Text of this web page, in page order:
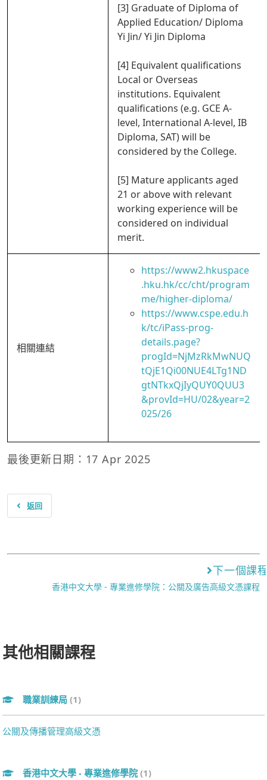
[3] Graduate of Diploma of
Applied Education/ Diploma
Yi Jin/ Yi Jin Diploma
[4] Equivalent qualifications
Local or Overseas
institutions. Equivalent
qualifications (e.g. GCE A-
level, International A-level, IB
Diploma, SAT) will be
considered by the College.
[5] Mature applicants aged
21 or above with relevant
working experience will be
considered on individual
merit.
相關連結
https://www2.hkuspace
.hku.hk/cc/cht/program
me/higher-diploma/
https://www.cspe.edu.h
k/tc/iPass-prog-
details.page?
progId=NjMzRkMwNUQ
tQjE1Qi00NUE4LTg1ND
gtNTkxQjIyQUY0QUU3
&provId=HU/02&year=2
025/26
最後更新日期：17 Apr 2025
返回
下一個課
香港中文大學 - 專業進修學院：公關及廣告高級文憑課程
其他相關課程
職業訓練局 (1)
公關及傳播管理高級文憑
香港中文大學 - 專業進修學院 (1)